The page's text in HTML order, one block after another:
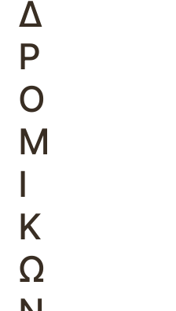
Δ
Ρ
Ο
Μ
Ι
Κ
Ω